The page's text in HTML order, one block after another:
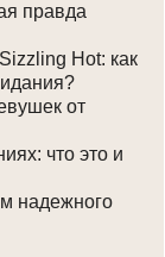
правда
Hot: как
от
что это и
надежного